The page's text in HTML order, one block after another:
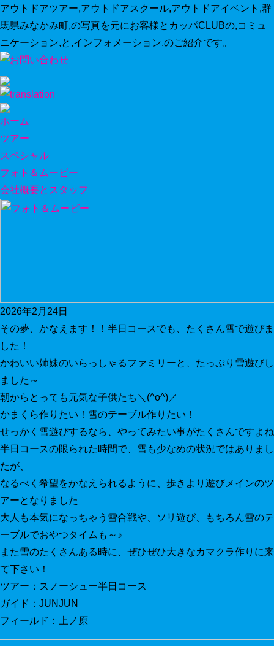
アウトドアツアー,アウトドアスクール,アウトドアイベント,群
馬県みなかみ町,の写真を元にお客様とカッパCLUBの,コミュ
ニケーション,と,インフォメーション,のご紹介です。
ホーム
ツアー
スペシャル
フォト＆ムービー
会社概要とスタッフ
2026年2月24日
その夢、かなえます！！半日コースでも、たくさん雪で遊びま
した！
かわいい姉妹のいらっしゃるファミリーと、たっぷり雪遊びし
ました～
朝からとっても元気な子供たち＼(^o^)／
かまくら作りたい！雪のテーブル作りたい！
せっかく雪遊びするなら、やってみたい事がたくさんですよね
半日コースの限られた時間で、雪も少なめの状況ではありまし
たが、
なるべく希望をかなえられるように、歩きより遊びメインのツ
アーとなりました
大人も本気になっちゃう雪合戦や、ソリ遊び、もちろん雪のテ
ーブルでおやつタイムも～♪
また雪のたくさんある時に、ぜひぜひ大きなカマクラ作りに来
て下さい！
ツアー：スノーシュー半日コース
ガイド：JUNJUN
フィールド：上ノ原